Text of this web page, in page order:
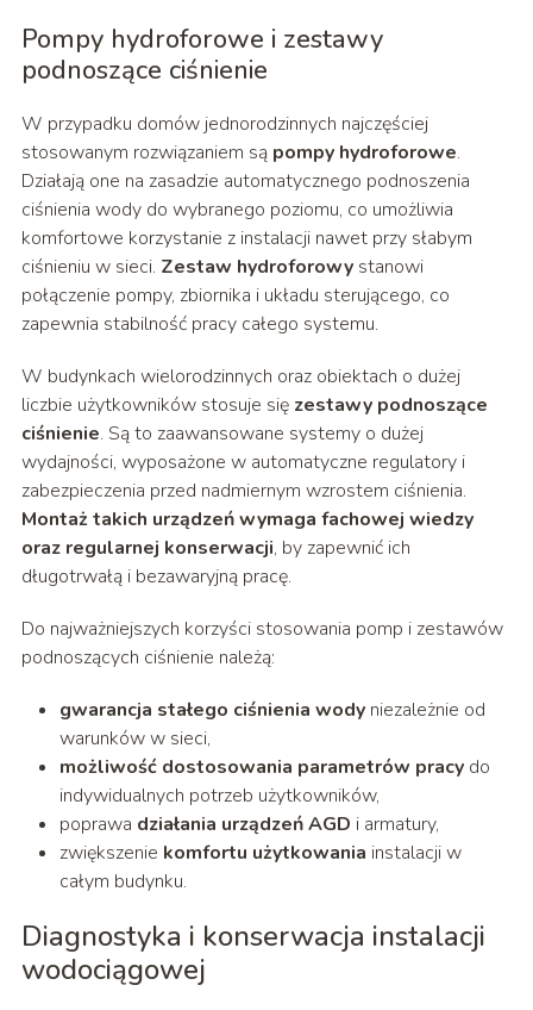
Pompy hydroforowe i zestawy
podnoszące ciśnienie
W przypadku domów jednorodzinnych najczęściej
stosowanym rozwiązaniem są pompy hydroforowe.
Działają one na zasadzie automatycznego podnoszenia
ciśnienia wody do wybranego poziomu, co umożliwia
komfortowe korzystanie z instalacji nawet przy słabym
ciśnieniu w sieci. Zestaw hydroforowystanowi
połączenie pompy, zbiornika i układu sterującego, co
zapewnia stabilność pracy całego systemu.
W budynkach wielorodzinnych oraz obiektach o dużej
liczbie użytkowników stosuje się zestawy podnoszące
ciśnienie. Są to zaawansowane systemy o dużej
wydajności, wyposażone w automatyczne regulatory i
zabezpieczenia przed nadmiernym wzrostem ciśnienia.
Montaż takich urządzeń wymaga fachowej wiedzy
oraz regularnej konserwacji, by zapewnić ich
długotrwałą i bezawaryjną pracę.
Do najważniejszych korzyści stosowania pomp i zestawów
podnoszących ciśnienie należą:
gwarancja stałego ciśnienia wodyniezależnie od
warunków w sieci,
możliwość dostosowania parametrów pracydo
indywidualnych potrzeb użytkowników,
poprawa działania urządzeń AGD i armatury,
zwiększenie komfortu użytkowania instalacji w
całym budynku.
Diagnostyka i konserwacja instalacji
wodociągowej